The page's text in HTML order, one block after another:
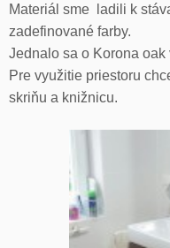
Materiál sme ladili k
zadefinované farby.
Jednalo sa o Korona
Pre využitie priestoru
skriňu a knižnicu.